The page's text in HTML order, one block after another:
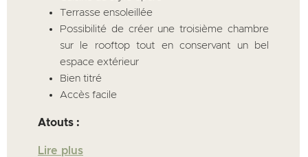
Terrasse ensoleillée
Possibilité de créer une troisième chambre
sur le rooftop tout en conservant un bel
espace extérieur
Bien titré
Accès facile
Atouts :
Lire plus